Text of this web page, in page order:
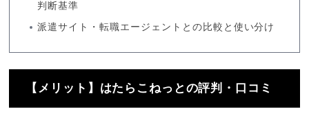
判断基準
派遣サイト・転職エージェントとの比較と使い分け
【メリット】はたらこねっとの評判・口コミ